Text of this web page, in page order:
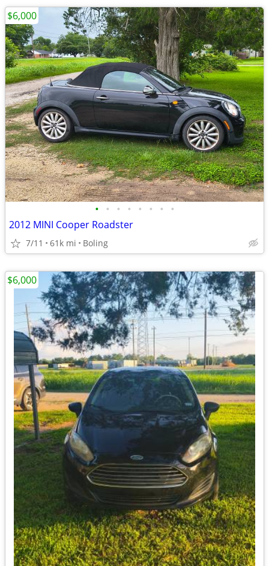
• • • • • • • •
2012 MINI Cooper Roadster
7/11 61k mi Boling
$6,000
$6,000